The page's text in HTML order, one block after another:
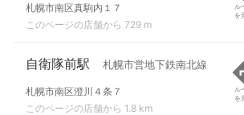
札幌市南区真駒内１７
このページの店舗から 729 m
ル
を
自衛隊前駅 札幌市営地下鉄南北線
札幌市南区澄川４条７
このページの店舗から 1.8 km
ル
を